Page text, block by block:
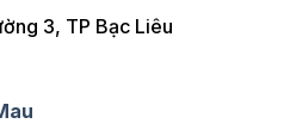
3, TP Bạc Liêu